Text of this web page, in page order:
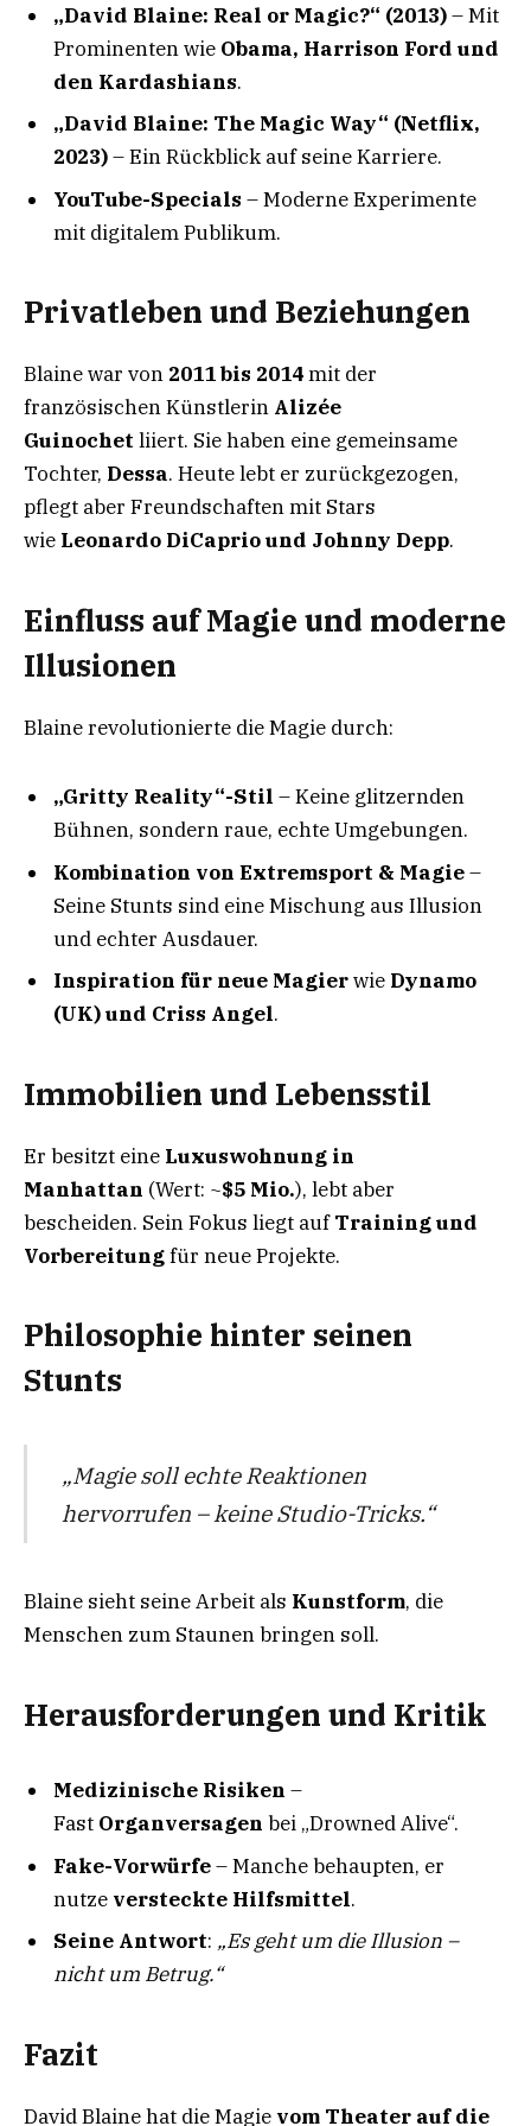
„David Blaine: Real or Magic?“ (2013)– Mit
Prominenten wie Obama, Harrison Ford und
den Kardashians.
„David Blaine: The Magic Way“ (Netflix,
2023)– Ein Rückblick auf seine Karriere.
YouTube-Specials – Moderne Experimente
mit digitalem Publikum.
Privatleben und Beziehungen
Blaine war von 2011 bis 2014mit der
französischen Künstlerin Alizée
Guinochet liiert. Sie haben eine gemeinsame
Tochter, Dessa. Heute lebt er zurückgezogen,
pflegt aber Freundschaften mit Stars
wie Leonardo DiCaprio und Johnny Depp.
Einfluss auf Magie und moderne
Illusionen
Blaine revolutionierte die Magie durch:
„Gritty Reality“-Stil – Keine glitzernden
Bühnen, sondern raue, echte Umgebungen.
Kombination von Extremsport & Magie–
Seine Stunts sind eine Mischung aus Illusion
und echter Ausdauer.
Inspiration für neue Magierwie Dynamo
(UK) und Criss Angel.
Immobilien und Lebensstil
Er besitzt eine Luxuswohnung in
Manhattan (Wert: ~$5 Mio.), lebt aber
bescheiden. Sein Fokus liegt aufTraining und
Vorbereitungfür neue Projekte.
Philosophie hinter seinen
Stunts
„Magie soll echte Reaktionen
hervorrufen – keine Studio-Tricks.“
Blaine sieht seine Arbeit als Kunstform, die
Menschen zum Staunen bringen soll.
Herausforderungen und Kritik
Medizinische Risiken –
Fast Organversagen bei „Drowned Alive“.
Fake-Vorwürfe– Manche behaupten, er
nutze versteckte Hilfsmittel.
Seine Antwort: „Es geht um die Illusion –
nicht um Betrug.“
Fazit
David Blaine hat die Magie vom Theater auf die